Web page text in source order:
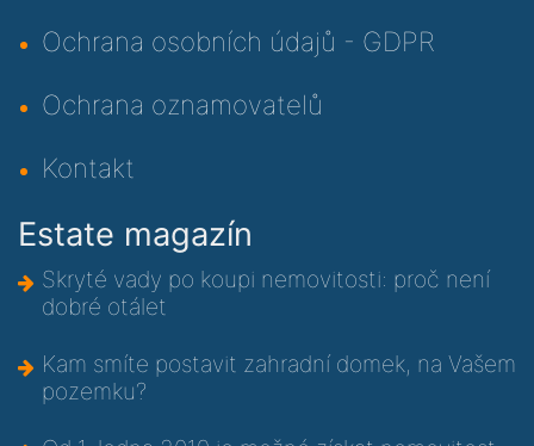
Ochrana osobních údajů - GDPR
Ochrana oznamovatelů
Kontakt
Estate magazín
Skryté vady po koupi nemovitosti: proč není
dobré otálet
Kam smíte postavit zahradní domek, na Vašem
pozemku?